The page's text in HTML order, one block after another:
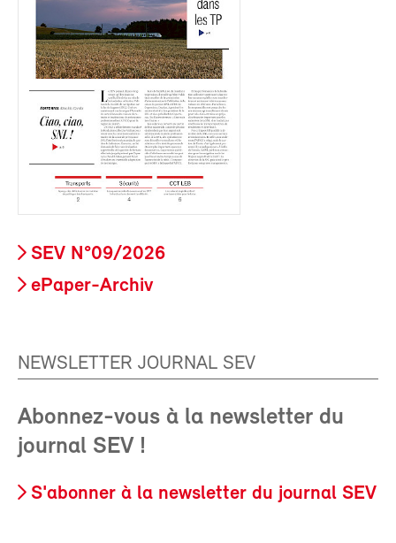
SEV N°09/2026
ePaper-Archiv
NEWSLETTER JOURNAL SEV
Abonnez-vous à la newsletter du
journal SEV !
S'abonner à la newsletter du journal SEV